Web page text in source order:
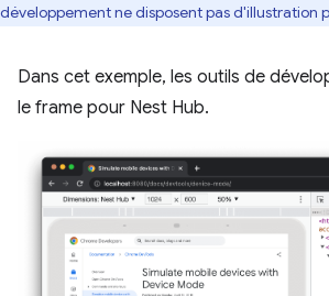
développement ne disposent pas d'illustration
Dans cet exemple, les outils de
le frame pour Nest Hub.